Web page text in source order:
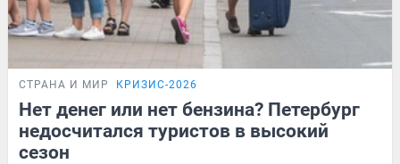
СТРАНА И МИР КРИЗИС-2026
Нет денег или нет бензина? Петербург
недосчитался туристов в высокий
сезон